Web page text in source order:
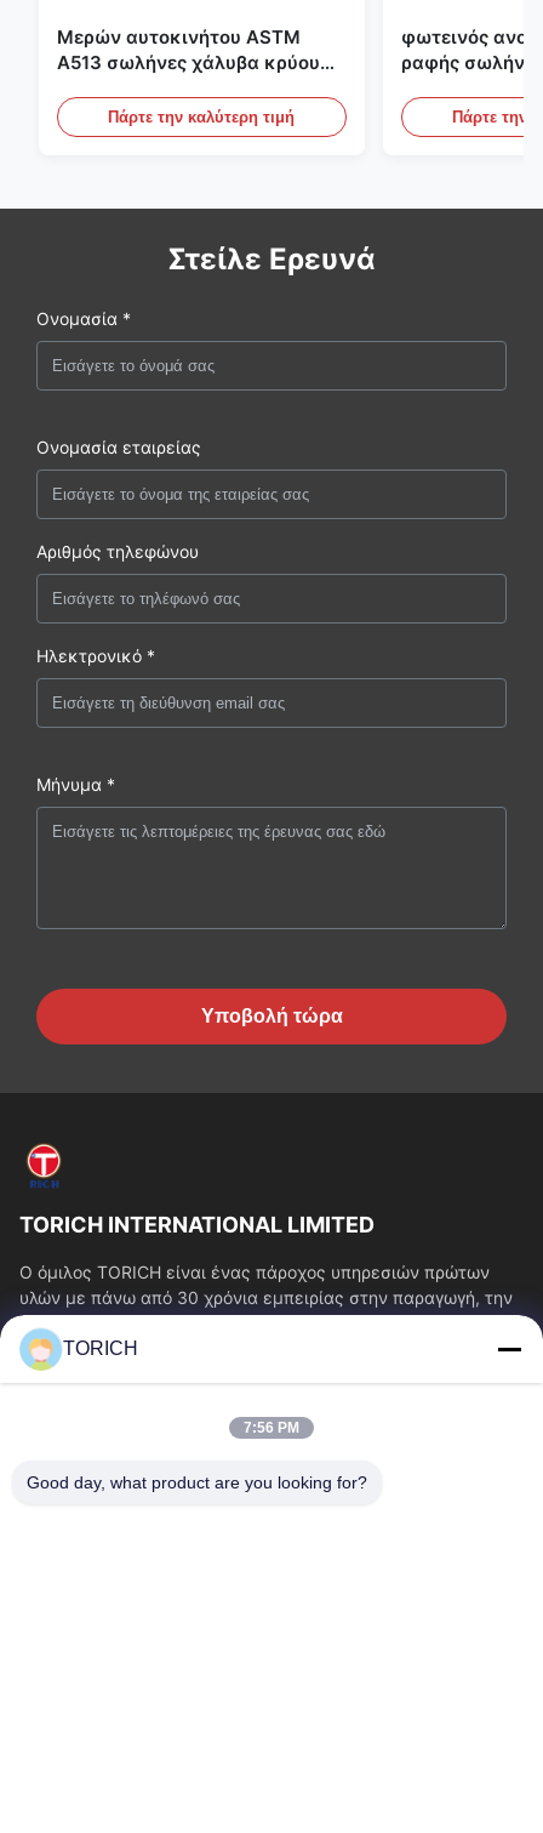
Μερών αυτοκινήτου ASTM
A513 σωλήνες χάλυβα κρύου
την παραγωγή DOM
Πάρτε την καλύτερη τιμή
φωτεινός
ραφής
υδραυλικά
Πάρτε την
Στείλε Ερευνά
Ονομασία *
Ονομασία εταιρείας
Αριθμός τηλεφώνου
Ηλεκτρονικό *
Μήνυμα *
Υποβολή τώρα
TORICH INTERNATIONAL LIMITED
Ο όμιλος TORICH είναι ένας πάροχος υπηρεσιών πρώτων
υλών με πάνω από 30 χρόνια εμπειρίας στην παραγωγή, την
έρευνα και ανάπτυξη, το εμπόριο, την...
Γρήγοροι Σύνδεσμοι
Σχετικά Με Εμάς
Γύρος Εργοστασίων
Ποιοτικός Έλεγχος
TORICH
7:56 PM
Good day, what product are you looking for?